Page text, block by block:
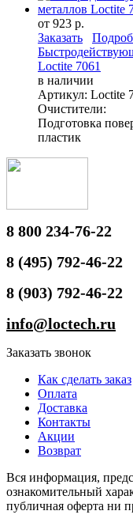
от 923 р.
Заказать
Loctite 7061
в наличии
Артикул: Loctite
Очистители:
Подготовка
пластик
8 800 234-76-22
8 (495) 792-46-22
8 (903) 792-46-22
info@loctech.ru
Заказать звонок
Как сделать заказ
Оплата
Доставка
Контакты
Акции
Возврат
Вся информация,
ознакомительный
публичная оферта ни